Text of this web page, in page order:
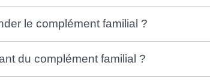
le complément familial ?
du complément familial ?